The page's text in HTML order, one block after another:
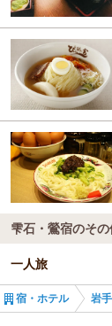
雫石・鶯宿のそ
一人旅
宿・ホテル 岩